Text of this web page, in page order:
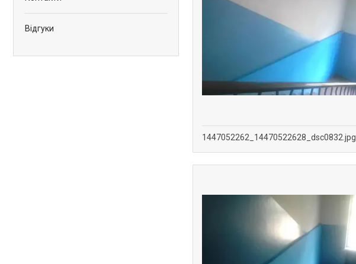
1447052262_14470522628_dsc0832.jpg
Відгуки